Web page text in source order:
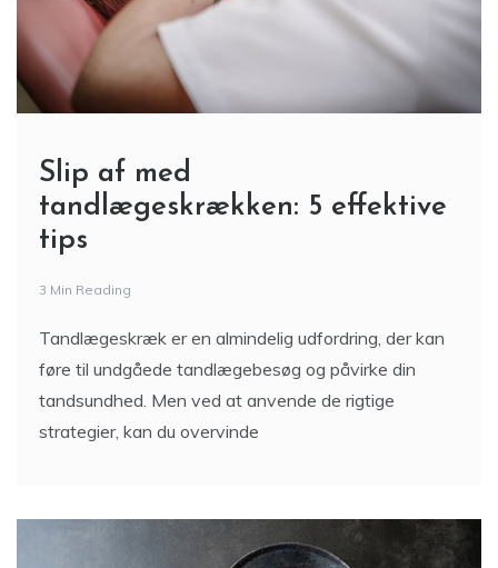
Slip af med
tandlægeskrækken: 5 effektive
tips
3 Min Reading
Tandlægeskræk er en almindelig udfordring, der kan
føre til undgåede tandlægebesøg og påvirke din
tandsundhed. Men ved at anvende de rigtige
strategier, kan du overvinde